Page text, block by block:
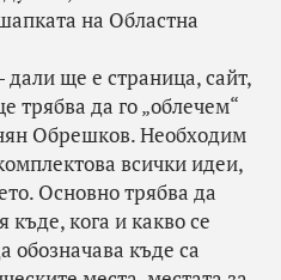
на Областна
ще е страница, сайт,
трябва да го „облечем“
Обрешков. Необходим
всички идеи,
Основно трябва да
кога и какво се
обозначава къде са